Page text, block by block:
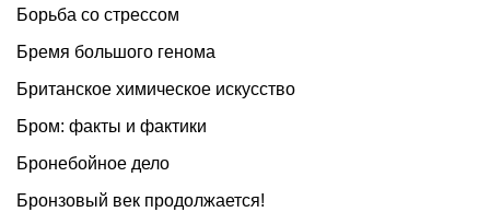
Борьба со стрессом
Бремя большого генома
Британское химическое искусство
Бром: факты и фактики
Бронебойное дело
Бронзовый век продолжается!